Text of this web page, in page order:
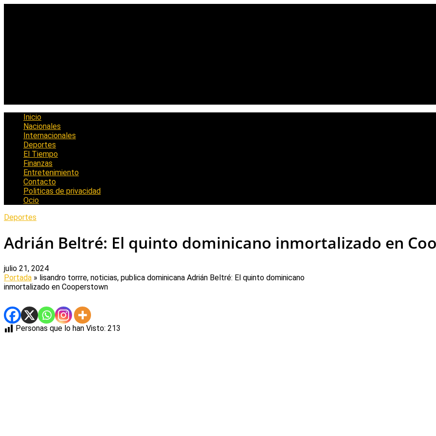
Inicio
Nacionales
Internacionales
Deportes
El Tiempo
Finanzas
Entretenimiento
Contacto
Politicas de privacidad
Ocio
Deportes
Adrián Beltré: El quinto dominicano inmortalizado en
julio 21, 2024
Portada » lisandro torrre, noticias, publica dominicana Adrián Beltré: El quinto dominicano
inmortalizado en Cooperstown
Personas que lo han Visto: 213